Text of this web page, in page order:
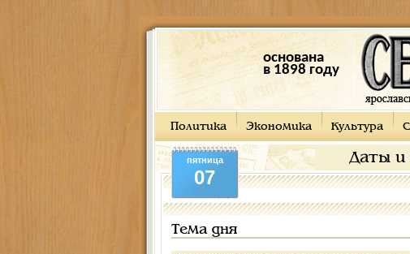
основана
в 1898 году
Политика Экономика Культура
Даты и
пятница
07
Тема дня